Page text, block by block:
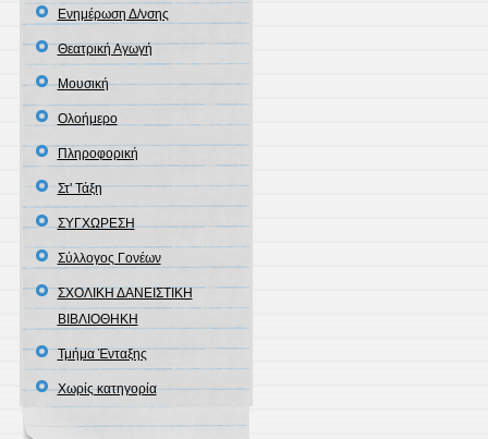
Ενημέρωση Δ/νσης
Θεατρική Αγωγή
Μουσική
Ολοήμερο
Πληροφορική
Στ' Τάξη
ΣΥΓΧΩΡΕΣΗ
Σύλλογος Γονέων
ΣΧΟΛΙΚΗ ΔΑΝΕΙΣΤΙΚΗ
ΒΙΒΛΙΟΘΗΚΗ
Τμήμα Ένταξης
Χωρίς κατηγορία